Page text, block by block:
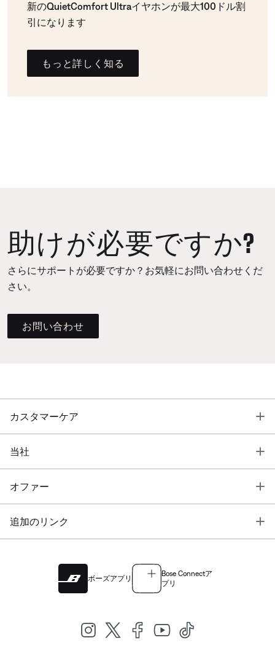
新のQuietComfort Ultraイヤホンが最大100ドル割
引になります
もっと詳しく知る
助けが必要ですか?
さらにサポートが必要ですか？お気軽にお問い合わせくだ
さい。
お問い合わせ
カスタマーケア
当社
オファー
追加のリンク
ボーズアプリ
Bose Connectア
プリ